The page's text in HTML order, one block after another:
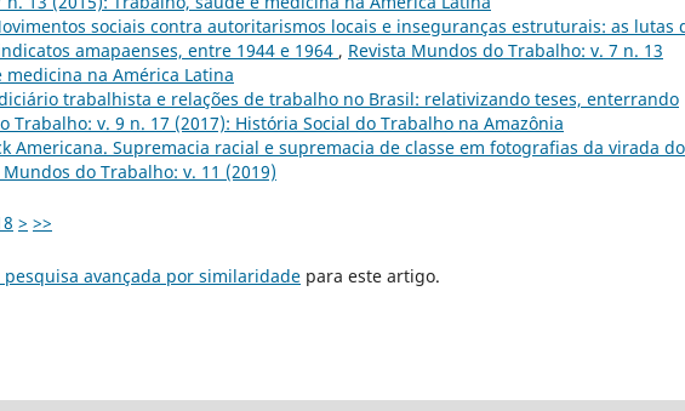
sociais contra autoritarismos locais e inseguranças estruturais: as lutas
amapaenses, entre 1944 e 1964 , Revista Mundos do Trabalho: v. 7 n. 13
medicina na América Latina
trabalhista e relações de trabalho no Brasil: relativizando teses, enterrando
Trabalho: v. 9 n. 17 (2017): História Social do Trabalho na Amazônia
Americana. Supremacia racial e supremacia de classe em fotografias da virada do
Mundos do Trabalho: v. 11 (2019)
> >>
avançada por similaridade para este artigo.